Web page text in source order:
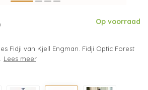
Op voorraad
Fidji van Kjell Engman. Fidji Optic Forest
Lees meer.